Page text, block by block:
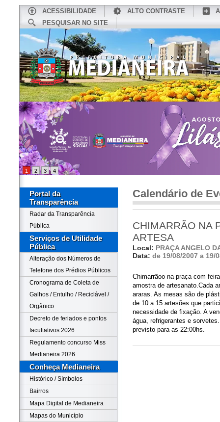
ACESSIBILIDADE ALTO CONTRASTE
PESQUISAR NO SITE
CONHEÇA MEDIANEIRA
1 2 3 4
Portal da
Transparência
Radar da Transparência
Pública
Serviços de Utilidade
Pública
Alteração dos Números de
Telefone dos Prédios Públicos
Cronograma de Coleta de
Galhos / Entulho / Reciclável /
Orgânico
Decreto de feriados e pontos
facultativos 2026
Regulamento concurso Miss
Medianeira 2026
Conheça Medianeira
Histórico / Símbolos
Bairros
Mapa Digital de Medianeira
Mapas do Município
Calendário de
CHIMARRÃO NA
ARTESA
Local: PRAÇA ANGELO
Data: de 19/08/2007 a 19/
Chimarrãoo na praça com
amostra de artesanato.Cada
araras. As mesas são de
de 10 a 15 artesões que
necessidade de fixação. A
água, refrigerantes e
previsto para as 22:00hs.